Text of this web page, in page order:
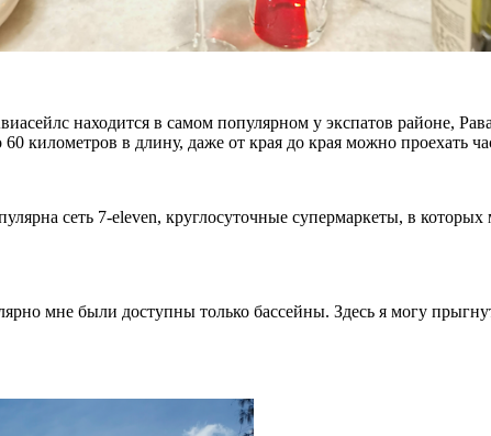
находится в самом популярном у экспатов районе,
километров в длину, даже от края до края можно проехать
сеть 7-eleven, круглосуточные супермаркеты, в
мне были доступны только бассейны. Здесь я могу